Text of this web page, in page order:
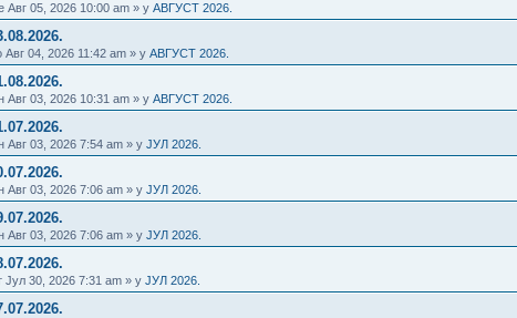
Авг 05, 2026 10:00 am » у АВГУСТ 2026.
Авг 04, 2026 11:42 am » у АВГУСТ 2026.
Авг 03, 2026 10:31 am » у АВГУСТ 2026.
Авг 03, 2026 7:54 am » у ЈУЛ 2026.
Авг 03, 2026 7:06 am » у ЈУЛ 2026.
Авг 03, 2026 7:06 am » у ЈУЛ 2026.
Јул 30, 2026 7:31 am » у ЈУЛ 2026.